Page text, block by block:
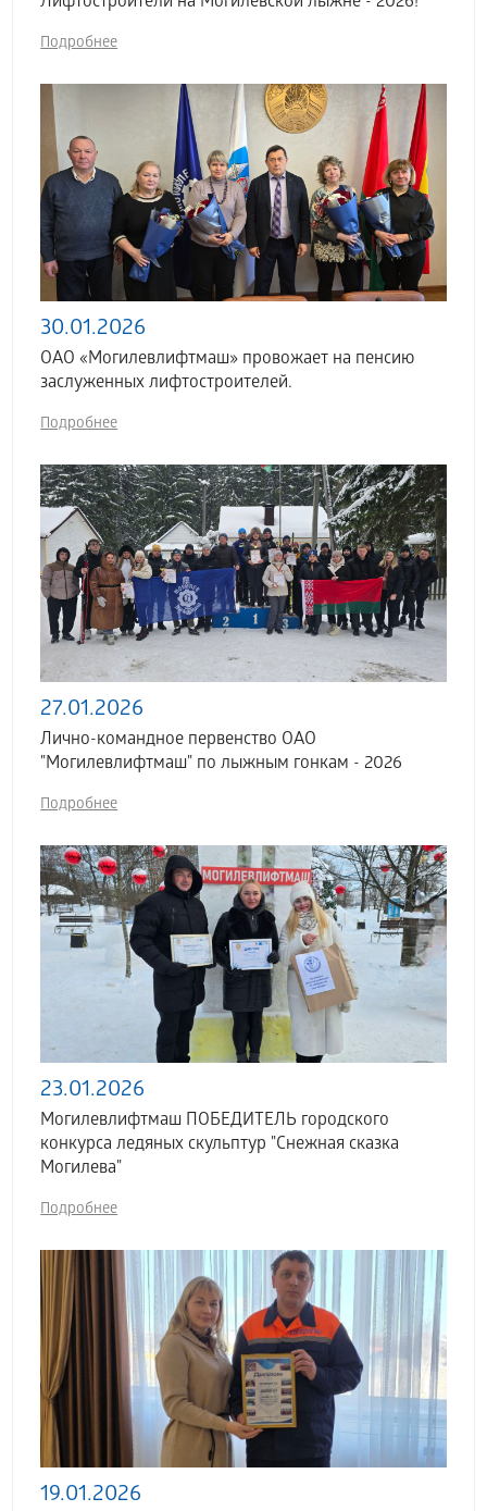
Подробнее
30.01.2026
ОАО «Могилевлифтмаш» провожает на пенсию
заслуженных лифтостроителей.
Подробнее
27.01.2026
Лично-командное первенство ОАО
"Могилевлифтмаш" по лыжным гонкам - 2026
Подробнее
23.01.2026
Могилевлифтмаш ПОБЕДИТЕЛЬ городского
конкурса ледяных скульптур "Снежная сказка
Могилева"
Подробнее
19.01.2026